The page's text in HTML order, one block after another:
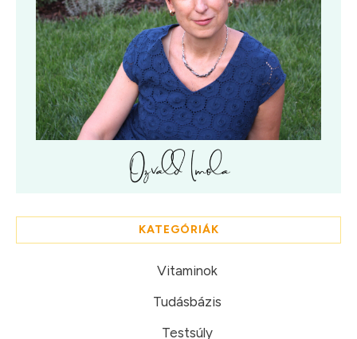
KATEGÓRIÁK
Vitaminok
Tudásbázis
Testsúly